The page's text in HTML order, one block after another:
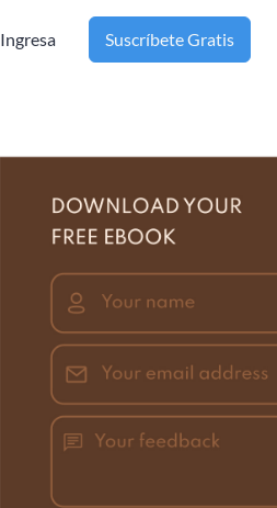
Ingresa Suscríbete Gratis